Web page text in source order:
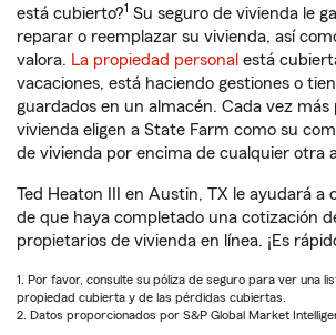
está cubierto?1 Su seguro de vivienda le
reparar o reemplazar su vivienda, así
valora. La propiedad personal está
vacaciones, está haciendo gestiones o
guardados en un almacén. Cada vez más
vivienda eligen a State Farm como su
de vivienda por encima de cualquier otra
Ted Heaton III en Austin, TX le ayudará a
de que haya completado una cotización
propietarios de vivienda en línea. ¡Es
1. Por favor, consulte su póliza de seguro para ver una
propiedad cubierta y de las pérdidas cubiertas.
2. Datos proporcionados por S&P Global Market